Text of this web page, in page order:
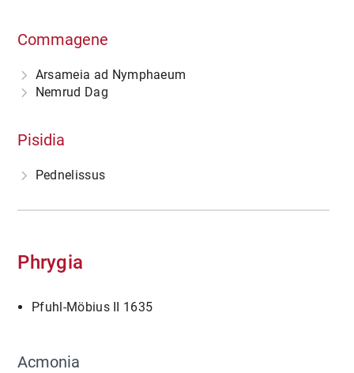
Commagene
Arsameia ad Nymphaeum
Nemrud Dag
Pisidia
Pednelissus
Phrygia
Pfuhl-Möbius II 1635
Acmonia